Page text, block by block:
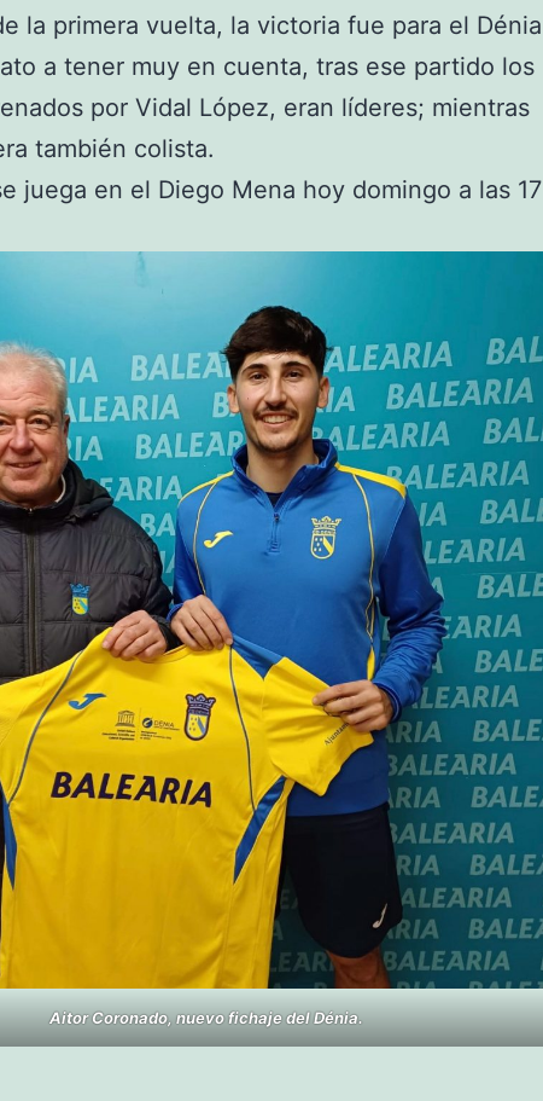
la primera vuelta, la victoria fue para el Dénia
a tener muy en cuenta, tras ese partido los
por Vidal López, eran líderes; mientras
también colista.
juega en el Diego Mena hoy domingo a las 17
Aitor Coronado, nuevo fichaje del Dénia.